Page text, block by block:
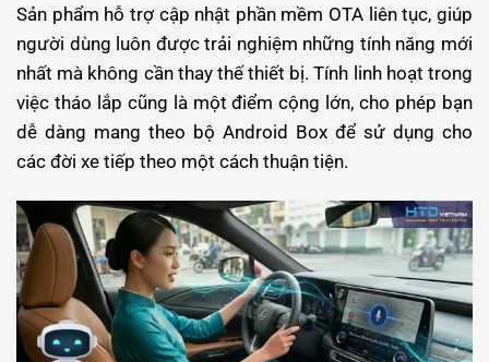
Sản phẩm hỗ trợ cập nhật phần mềm OTA liên tục, giúp
người dùng luôn được trải nghiệm những tính năng mới
nhất mà không cần thay thế thiết bị. Tính linh hoạt trong
việc tháo lắp cũng là một điểm cộng lớn, cho phép bạn
dễ dàng mang theo bộ Android Box để sử dụng cho
các đời xe tiếp theo một cách thuận tiện.